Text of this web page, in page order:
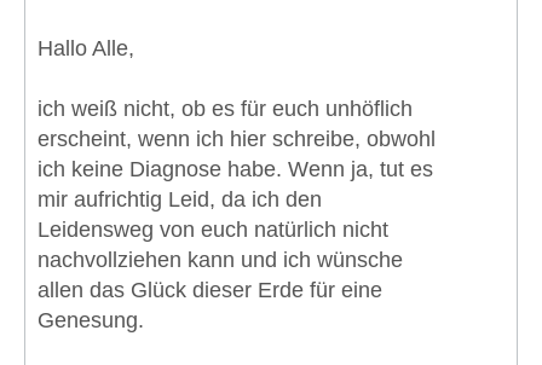
Hallo Alle,
ich weiß nicht, ob es für euch unhöflich
erscheint, wenn ich hier schreibe, obwohl
ich keine Diagnose habe. Wenn ja, tut es
mir aufrichtig Leid, da ich den
Leidensweg von euch natürlich nicht
nachvollziehen kann und ich wünsche
allen das Glück dieser Erde für eine
Genesung.